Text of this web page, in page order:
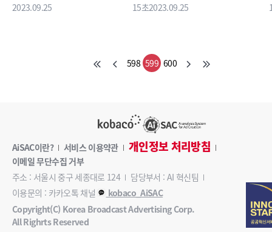
2023.09.25 15초2023.09.25
598 599 600
AiSAC이란? 서비스 이용약관 개인정보 처리방침
이메일 무단수집 거부
주소 : 서울시 중구 세종대로 124
담당부서 : AI 혁신팀
이용문의 : 카카오톡 채널
kobaco_AiSAC
Copyright(C) Korea Broadcast Advertising Corp.
All Righrts Reserved